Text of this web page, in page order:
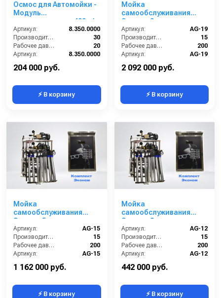
Осмос для Автомойки -
Модуль
водоподготовки 400 л/ч
Артикул:
8.350.0000
Производительность (л/мин):
30
Рабочее давление (бар):
20
Артикул:
8.350.0000
204 000 руб.
⚡ В корзину
Мойка
самообслуживания
Эконом 9 постов
Артикул:
AG-19
Производительность (л/мин):
15
Рабочее давление (бар):
200
Артикул:
AG-19
2 092 000 руб.
⚡ В корзину
Мойка
самообслуживания
Эконом 5 постов
Артикул:
AG-15
Производительность (л/мин):
15
Рабочее давление (бар):
200
Артикул:
AG-15
1 162 000 руб.
⚡ В корзину
Мойка
самообслуживания
Эконом 2 поста
Артикул:
AG-12
Производительность (л/мин):
15
Рабочее давление (бар):
200
Артикул:
AG-12
442 000 руб.
⚡ В корзину